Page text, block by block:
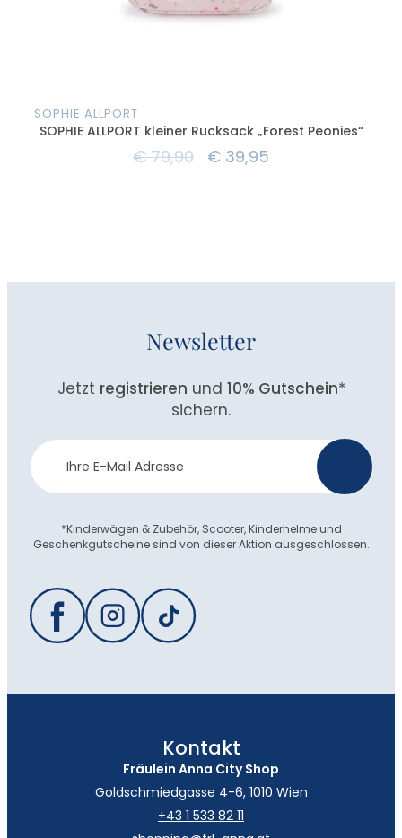
SOPHIE ALLPORT
SOPHIE ALLPORT kleiner Rucksack „Forest Peonies“
€79,90 € 39,95
Newsletter
Jetzt registrieren und 10% Gutschein*
sichern.
Newsletter
Anmeldung
*Kinderwägen & Zubehör, Scooter, Kinderhelme und
Geschenkgutscheine sind von dieser Aktion ausgeschlossen.
Kontakt
Fräulein Anna City Shop
Goldschmiedgasse 4-6, 1010 Wien
+43 1 533 82 11